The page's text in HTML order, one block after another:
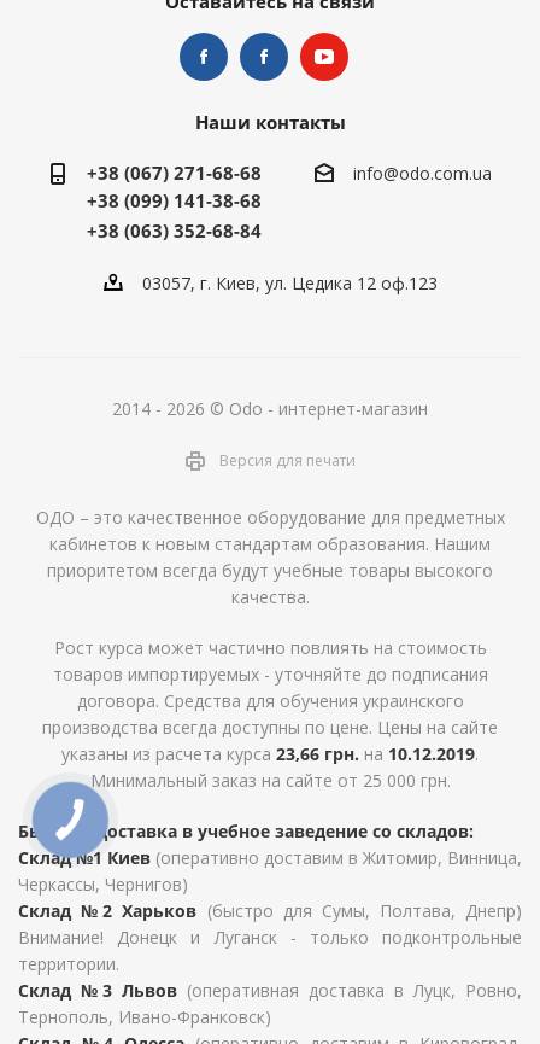
Наши контакты
+38 (067) 271-68-68
+38 (099) 141-38-68
+38 (063) 352-68-84
info@odo.com.ua
03057, г. Киев, ул. Цедика 12 оф.123
2014 - 2026 © Odo - интернет-магазин
Версия для печати
ОДО – это качественное оборудование для предметных
кабинетов к новым стандартам образования. Нашим
приоритетом всегда будут учебные товары высокого
качества.
Рост курса может частично повлиять на стоимость
товаров импортируемых - уточняйте до подписания
договора. Средства для обучения украинского
производства всегда доступны по цене. Цены на сайте
указаны из расчета курса 23,66 грн. на 10.12.2019.
Минимальный заказ на сайте от 25 000 грн.
Быстрая доставка в учебное заведение со складов:
Склад №1 Киев (оперативно доставим в Житомир, Винница,
Черкассы, Чернигов)
Склад №2 Харьков (быстро для Сумы, Полтава, Днепр)
Внимание! Донецк и Луганск - только подконтрольные
территории.
Склад №3 Львов (оперативная доставка в Луцк, Ровно,
Тернополь, Ивано-Франковск)